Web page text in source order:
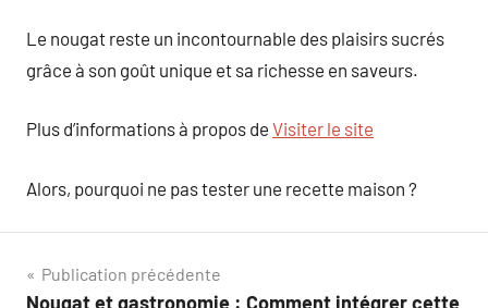
Le nougat reste un incontournable des plaisirs sucrés
grâce à son goût unique et sa richesse en saveurs.
Plus d’informations à propos de Visiter le site
Alors, pourquoi ne pas tester une recette maison ?
Navigation
Publication précédente
Nougat et gastronomie : Comment intégrer cette